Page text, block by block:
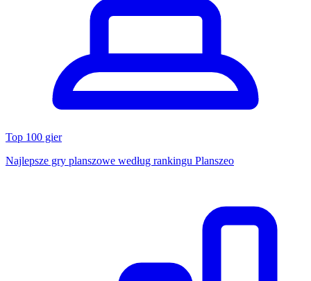
Top 100 gier
Najlepsze gry planszowe według rankingu Planszeo